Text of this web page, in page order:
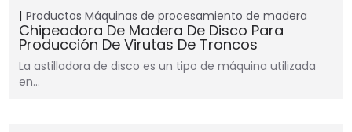
Productos Máquinas de procesamiento de madera
Chipeadora De Madera De Disco Para
Producción De Virutas De Troncos
La astilladora de disco es un tipo de máquina utilizada
en…